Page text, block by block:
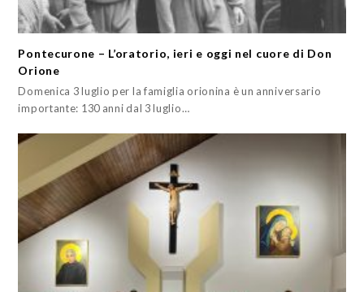
Pontecurone – L’oratorio, ieri e oggi nel cuore di Don
Orione
Domenica 3 luglio per la famiglia orionina è un anniversario
importante: 130 anni dal 3 luglio…